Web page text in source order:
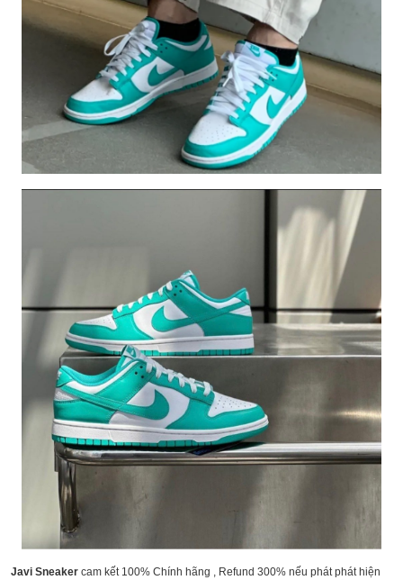
Javi Sneaker cam kết 100% Chính hãng , Refund 300% nếu phát phát hiện